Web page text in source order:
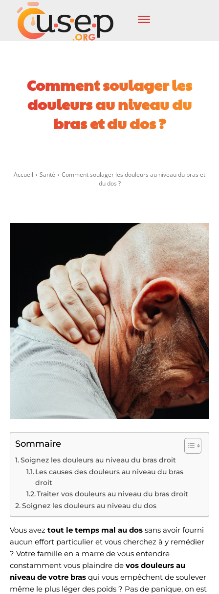
Comment soulager les
douleurs au niveau du
bras et du dos ?
Accueil Santé
Comment soulager les douleurs au niveau du bras et
du dos ?
Sommaire
Soignez les douleurs au niveau du bras droit
Les causes des douleurs au niveau du bras
droit
Traiter vos douleurs au niveau du bras droit
Soignez les douleurs au niveau du dos
Vous avez tout le temps mal au dos sans avoir fourni
aucun effort particulier et vous cherchez à y remédier
? Votre famille en a marre de vous entendre
constamment vous plaindre de vos douleurs au
niveau de votre bras qui vous empêchent de soulever
même le plus léger des poids ? Pas de panique, on est